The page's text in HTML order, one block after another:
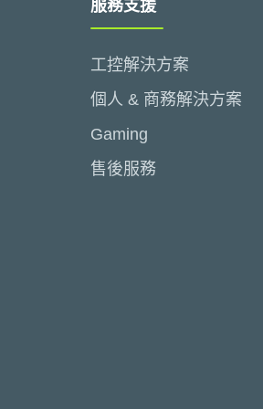
服務支援
工控解決方案
個人 & 商務解決方案
Gaming
售後服務